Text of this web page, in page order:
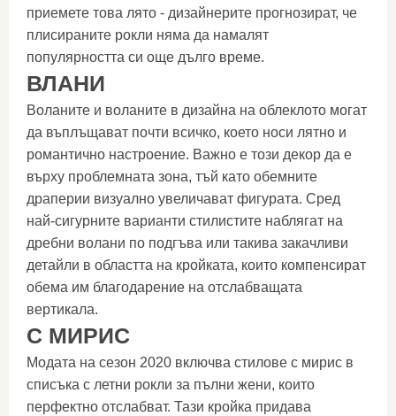
приемете това лято - дизайнерите прогнозират, че
плисираните рокли няма да намалят
популярността си още дълго време.
ВЛАНИ
Воланите и воланите в дизайна на облеклото могат
да въплъщават почти всичко, което носи лятно и
романтично настроение. Важно е този декор да е
върху проблемната зона, тъй като обемните
драперии визуално увеличават фигурата. Сред
най-сигурните варианти стилистите наблягат на
дребни волани по подгъва или такива закачливи
детайли в областта на кройката, които компенсират
обема им благодарение на отслабващата
вертикала.
С МИРИС
Модата на сезон 2020 включва стилове с мирис в
списъка с летни рокли за пълни жени, които
перфектно отслабват. Тази кройка придава